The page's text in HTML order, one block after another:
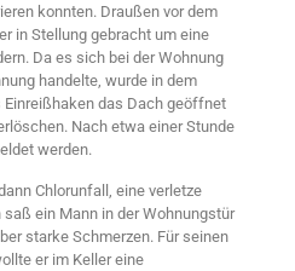
konnten. Draußen vor dem
in Stellung gebracht um eine
Da es sich bei der Wohnung
handelte, wurde in dem
das Dach geöffnet
Nach etwa einer Stunde
werden.
Chlorunfall, eine verletze
ein Mann in der Wohnungstür
starke Schmerzen. Für seinen
er im Keller eine